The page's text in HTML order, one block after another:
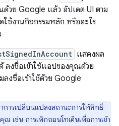
วย Google แล้ว อัปเดต UI ตาม
ช้งานกิจกรรมหลัก หรืออะไร
แสดงผล
ลงชื่อเข้าใช้แอปของคุณด้วย
งชื่อเข้าใช้ด้วย Google
การเปลี่ยนแปลงสถานะการให้สิทธิ์
เช่น การเพิกถอนโทเค็นเพื่อการเข้า